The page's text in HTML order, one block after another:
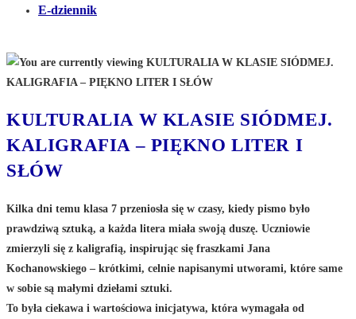
E-dziennik
KULTURALIA W KLASIE SIÓDMEJ.
KALIGRAFIA – PIĘKNO LITER I
SŁÓW
Kilka dni temu klasa 7 przeniosła się w czasy, kiedy pismo było
prawdziwą sztuką, a każda litera miała swoją duszę. Uczniowie
zmierzyli się z kaligrafią, inspirując się fraszkami Jana
Kochanowskiego – krótkimi, celnie napisanymi utworami, które same
w sobie są małymi dziełami sztuki.
To była ciekawa i wartościowa inicjatywa, która wymagała od